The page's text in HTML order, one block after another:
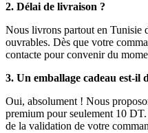
2. Délai de livraison ?
Nous livrons partout en Tunisie
ouvrables. Dès que votre
contacte pour convenir du
3. Un emballage cadeau est-il
Oui, absolument ! Nous
premium pour seulement 10
de la validation de votre